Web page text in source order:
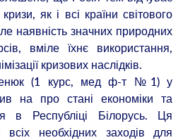
кризи, як і всі країни світового
наявність значних природних
вміле їхнє використання,
кризових наслідків.
(1 курс, мед ф-т №1) у
на про стані економіки та
в Республіці Білорусь. Ця
необхідних заходів для